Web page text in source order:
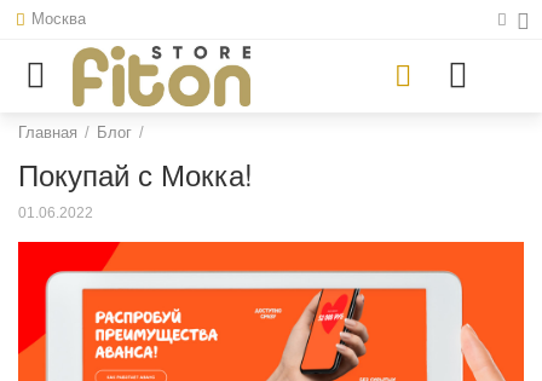
Москва
Главная / Блог /
Покупай с Мокка!
01.06.2022